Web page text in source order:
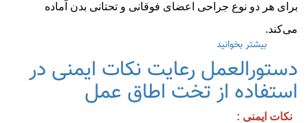
برای هر دو نوع جراحی اعضای فوقانی و تحتانی بدن آماده
می‌کند.
بیشتر بخوانید
نکات
مهم
برای
خرید
دستورالعمل رعایت نکات ایمنی در
استفاده از تخت اطاق عمل
نکات ایمنی :